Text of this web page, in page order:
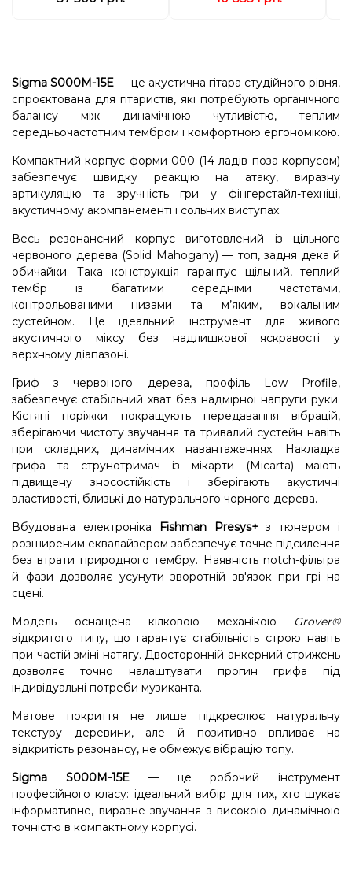
Sigma S000M-15E — це акустична гітара студійного рівня,
спроєктована для гітаристів, які потребують органічного
балансу між динамічною чутливістю, теплим
середньочастотним тембром і комфортною ергономікою.
Компактний корпус форми 000 (14 ладів поза корпусом)
забезпечує швидку реакцію на атаку, виразну
артикуляцію та зручність гри у фінгерстайл-техніці,
акустичному акомпанементі і сольних виступах.
Весь резонансний корпус виготовлений із цільного
червоного дерева (Solid Mahogany) — топ, задня дека й
обичайки. Така конструкція гарантує щільний, теплий
тембр із багатими середніми частотами,
контрольованими низами та м’яким, вокальним
сустейном. Це ідеальний інструмент для живого
акустичного міксу без надлишкової яскравості у
верхньому діапазоні.
Гриф з червоного дерева, профіль Low Profile,
забезпечує стабільний хват без надмірної напруги руки.
Кістяні поріжки покращують передавання вібрацій,
зберігаючи чистоту звучання та тривалий сустейн навіть
при складних, динамічних навантаженнях. Накладка
грифа та струнотримач із мікарти (Micarta) мають
підвищену зносостійкість і зберігають акустичні
властивості, близькі до натурального чорного дерева.
Вбудована електроніка
Fishman Presys+ з тюнером і
розширеним еквалайзером забезпечує точне підсилення
без втрати природного тембру. Наявність notch-фільтра
й фази дозволяє усунути зворотній зв'язок при грі на
сцені.
Модель оснащена кілковою механікою Grover®
відкритого типу, що гарантує стабільність строю навіть
при частій зміні натягу. Двосторонній анкерний стрижень
дозволяє точно налаштувати прогин грифа під
індивідуальні потреби музиканта.
Матове покриття не лише підкреслює натуральну
текстуру деревини, але й позитивно впливає на
відкритість резонансу, не обмежує вібрацію топу.
Sigma S000M-15E— це робочий інструмент
професійного класу: ідеальний вибір для тих, хто шукає
інформативне, виразне звучання з високою динамічною
точністю в компактному корпусі.